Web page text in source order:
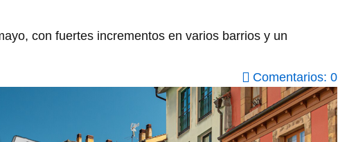
con fuertes incrementos en varios barrios y un
Comentarios: 0